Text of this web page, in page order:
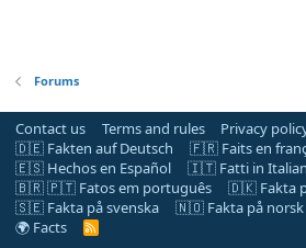
Forums
Contact us Terms and rules Privacy
🇩🇪 Fakten auf Deutsch
🇫🇷 Faits en
🇪🇸 Hechos en Español
🇮🇹 Fatti in
🇧🇷 🇵🇹 Fatos em português
🇩🇰 Fakta
🇸🇪 Fakta på svenska
🇳🇴 Fakta på norsk
🌍 Facts
R